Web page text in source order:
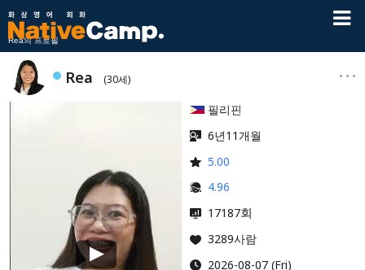
Rea의 프로필
Rea (30세)
필리핀
6년11개월
5.00
4.96
17187회
3289사람
2026-08-07 (Fri)